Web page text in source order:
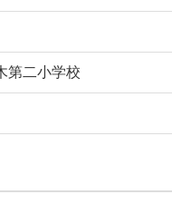
第二小学校